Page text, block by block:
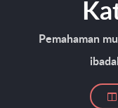
Pemahaman